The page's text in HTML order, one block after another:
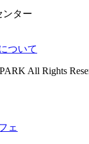
ンター
ついて
All Rights
ェ